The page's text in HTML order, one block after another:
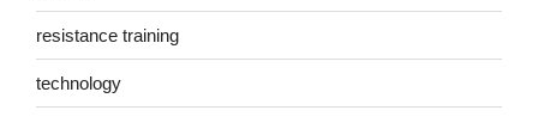
resistance training
technology